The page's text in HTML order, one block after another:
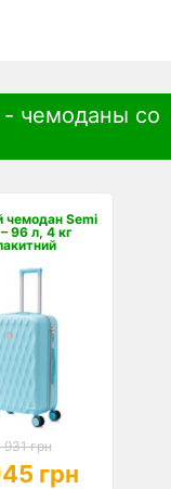
чемоданы со
чемодан Semi
96 л, 4 кг
931 грн
грн